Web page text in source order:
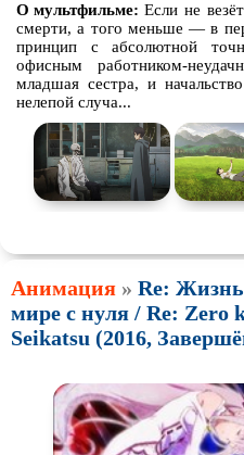
О мультфильме: Если не
смерти, а того меньше — в
принцип с абсолютной
офисным работником-
младшая сестра, и
нелепой случа...
Анимация » Re: Жизнь
мире с нуля / Re: Zero
Seikatsu (2016,